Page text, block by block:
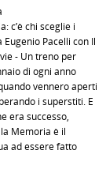
c’è chi sceglie i
Pacelli con Il
- Un treno per
di ogni anno
vennero aperti
i superstiti. E
era successo,
Memoria è il
ad essere fatto